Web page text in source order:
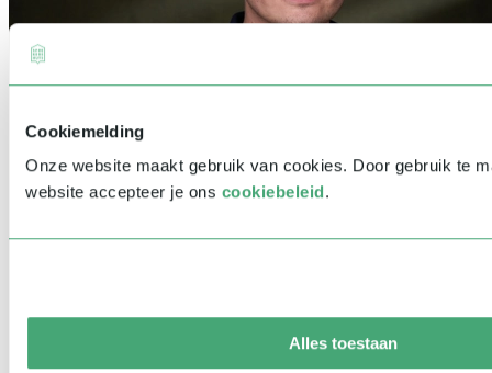
Cookiemelding
Onze website maakt gebruik van cookies. Door gebruik te
website accepteer je ons cookiebeleid.
Alles toestaan